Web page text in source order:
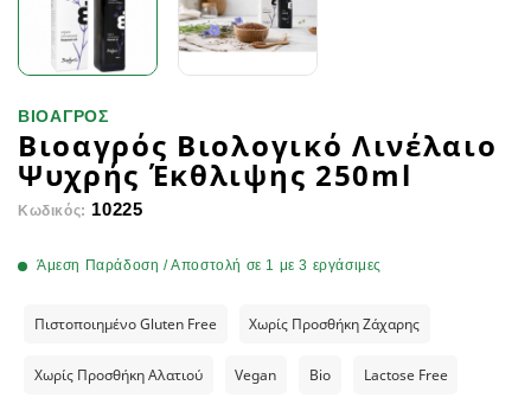
ΒΙΟΑΓΡΟΣ
Βιοαγρός Βιολογικό Λινέλαιο
Ψυχρής Έκθλιψης 250ml
Κωδικός: 10225
Άμεση Παράδοση / Αποστολή σε 1 με 3 εργάσιμες
Πιστοποιημένο Gluten Free Χωρίς Προσθήκη Ζάχαρης
Χωρίς Προσθήκη Αλατιού Vegan Bio Lactose Free